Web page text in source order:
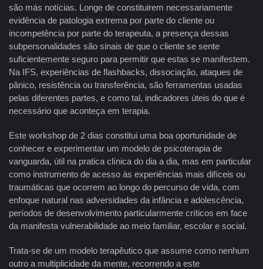
são más notícias. Longe de constituirem necessariamente
evidência de patologia extrema por parte do cliente ou
incompetência por parte do terapeuta, a presença dessas
subpersonalidades são sinais de que o cliente se sente
suficientemente seguro para permitir que estas se manifestem.
Na IFS, experiências de flashbacks, dissociação, ataques de
pânico, resistência ou transferência, são ferramentas usadas
pelas diferentes partes, e como tal, indicadores úteis do que é
necessário que aconteça em terapia.
Este workshop de 2 dias constitui uma boa oportunidade de
conhecer e experimentar um modelo de psicoterapia de
vanguarda, útil na pratica clínica do dia a dia, mas em particular
como instrumento de acesso às experiências mais difíceis ou
traumáticas que ocorrem ao longo do percurso de vida, com
enfoque natural nas adversidades da infância e adolescência,
períodos de desenvolvimento particularmente críticos em face
da manifesta vulnerabilidade ao meio familiar, escolar e social.
Trata-se de um modelo terapêutico que assume como nenhum
outro a multiplicidade da mente, recorrendo a este